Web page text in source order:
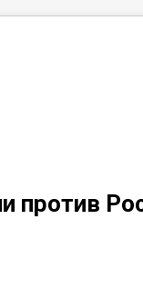
против